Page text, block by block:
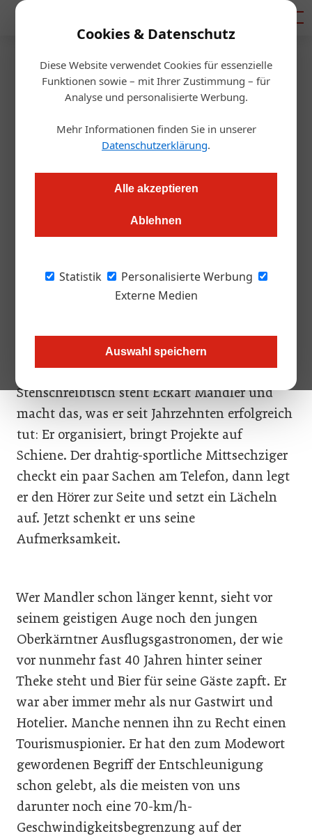
Cookies & Datenschutz
Diese Website verwendet Cookies für essenzielle
Funktionen sowie – mit Ihrer Zustimmung – für
Analyse und personalisierte Werbung.
Mehr Informationen finden Sie in unserer
Datenschutzerklärung.
Alle akzeptieren
Ablehnen
Statistik
Personalisierte Werbung
Externe Medien
Auswahl speichern
Startseite/Handel & Hersteller
Serie "Local Heroes"
Die Langsamkeit ist sein
Antrieb
Eckart Mandler machte einst aus einer gut gehenden
Heute will er Kärnten zur führenden Slow-Food-Destination
große Glasfront über die Dächer von Lienz bis
zu den Dolomiten blicken. Hinter dem
Stehschreibtisch steht Eckart Mandler und
macht das, was er seit Jahrzehnten erfolgreich
tut: Er organisiert, bringt Projekte auf
Schiene. Der drahtig-sportliche Mittsechziger
checkt ein paar Sachen am Telefon, dann legt
er den Hörer zur Seite und setzt ein Lächeln
auf. Jetzt schenkt er uns seine
Aufmerksamkeit.
Wer Mandler schon länger kennt, sieht vor
seinem geistigen Auge noch den jungen
Oberkärntner Ausflugsgastronomen, der wie
vor nunmehr fast 40 Jahren hinter seiner
Theke steht und Bier für seine Gäste zapft. Er
war aber immer mehr als nur Gastwirt und
Hotelier. Manche nennen ihn zu Recht einen
Tourismuspionier. Er hat den zum Modewort
gewordenen Begriff der Entschleunigung
schon gelebt, als die meisten von uns
darunter noch eine 70-km/h-
Geschwindigkeitsbegrenzung auf der